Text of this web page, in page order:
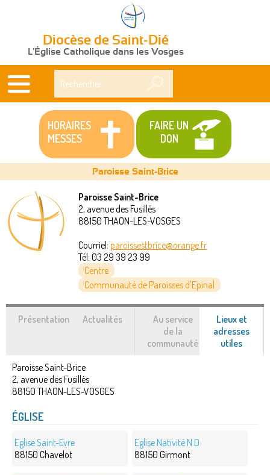
Diocèse de Saint-Dié
L'Église Catholique dans les Vosges
HORAIRES
MESSES
FAIRE UN
DON
Vous
êtes
Paroisse Saint-Brice
Paroisse Saint-Brice
2, avenue des Fusillés
88150 THAON-LES-VOSGES
Courriel: paroissestbrice@orange.fr
Tél: 03 29 39 23 99
Centre
Communauté de Paroisses d'Epinal
Présentation Actualités
Au service
de la
communauté
Lieux et
adresses
utiles
actif)
Paroisse Saint-Brice
2, avenue des Fusillés
88150 THAON-LES-VOSGES
ÉGLISE
Eglise Saint-Evre
88150 Chavelot
Eglise Nativité N D
88150 Girmont